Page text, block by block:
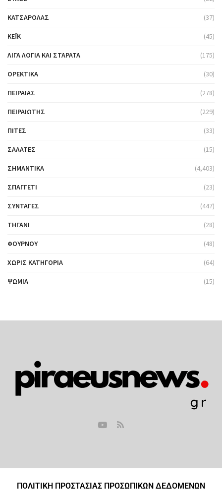
ΚΑΤΣΑΡΌΛΑΣ (37)
ΚΈΙΚ (45)
ΛΊΓΑ ΛΌΓΙΑ ΚΑΙ ΣΤΑΡΆΤΑ (175)
ΟΡΕΚΤΙΚΆ (30)
ΠΕΙΡΑΙΆΣ (278)
ΠΕΙΡΑΙΏΤΗΣ (229)
ΠΊΤΕΣ (33)
ΣΑΛΆΤΕΣ (15)
ΣΗΜΑΝΤΙΚΆ (4,403)
ΣΠΑΓΓΈΤΙ (23)
ΣΥΝΤΑΓΈΣ (447)
ΤΗΓΆΝΙ (28)
ΦΟΎΡΝΟΥ (48)
ΧΩΡΊΣ ΚΑΤΗΓΟΡΊΑ (64)
ΨΩΜΙΆ (15)
ΠΟΛΙΤΙΚΗ ΠΡΟΣΤΑΣΙΑΣ ΠΡΟΣΩΠΙΚΩΝ ΔΕΔΟΜΕΝΩΝ